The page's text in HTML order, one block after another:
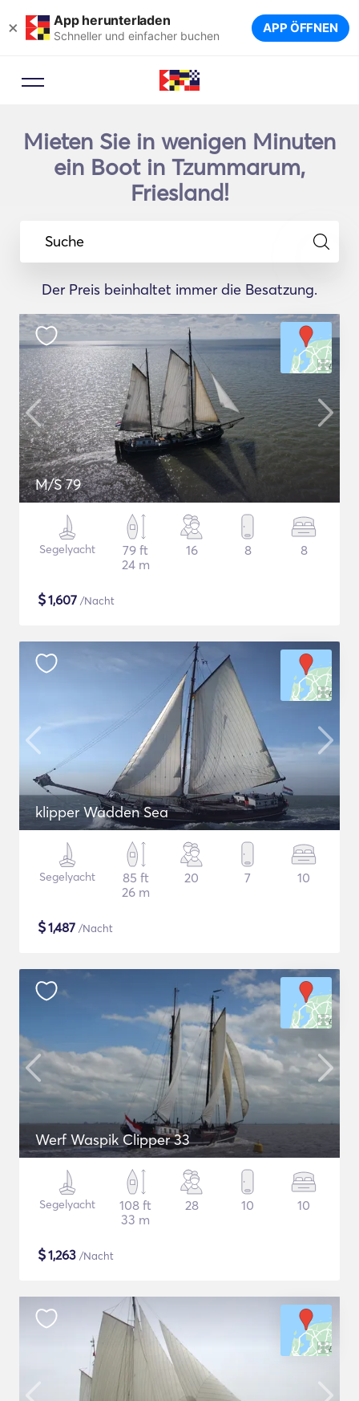
× App herunterladen
Schneller und einfacher buchen APP ÖFFNEN
Mieten Sie in wenigen Minuten
ein Boot in Tzummarum,
Friesland!
Suche
Der Preis beinhaltet immer die Besatzung.
M/S 79
Segelyacht
79 ft
24 m
16 8 8
$1,607 /Nacht
klipper Wadden Sea
Segelyacht
85 ft
26 m
20 7 10
$1,487 /Nacht
Werf Waspik Clipper 33
Segelyacht
108 ft
33 m
28 10 10
$1,263 /Nacht